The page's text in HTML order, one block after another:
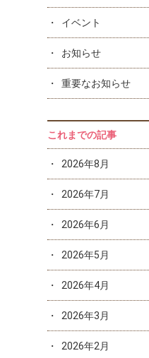
イベント
お知らせ
重要なお知らせ
これまでの記事
2026年8月
2026年7月
2026年6月
2026年5月
2026年4月
2026年3月
2026年2月